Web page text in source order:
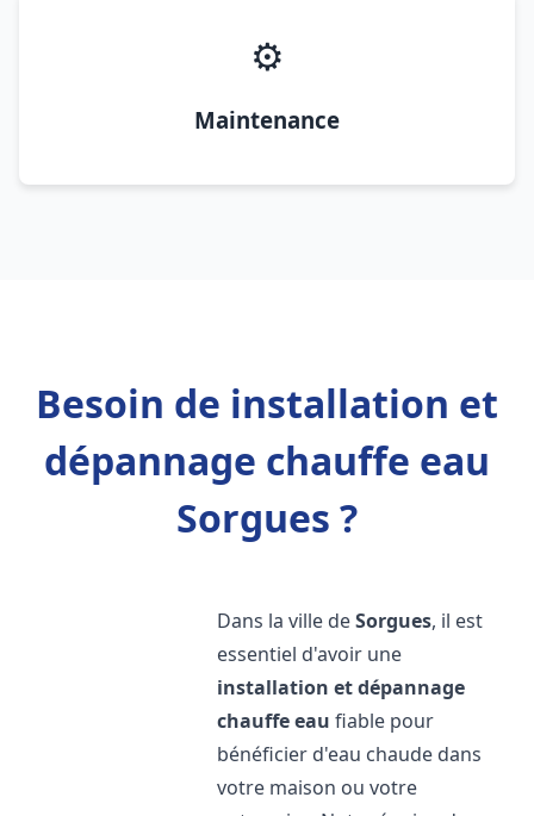
⚙️
Maintenance
Besoin de installation et
dépannage chauffe eau
Sorgues ?
Dans la ville deSorgues, il est
essentiel d'avoir une
installation et dépannage
chauffe eau fiable pour
bénéficier d'eau chaude dans
votre maison ou votre